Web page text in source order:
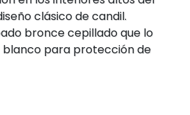
clásico de candil.
bronce cepillado que lo
blanco para protección de